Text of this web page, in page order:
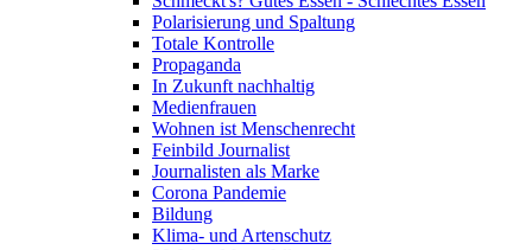
Polarisierung und Spaltung
Totale Kontrolle
Propaganda
In Zukunft nachhaltig
Medienfrauen
Wohnen ist Menschenrecht
Feinbild Journalist
Journalisten als Marke
Corona Pandemie
Bildung
Klima- und Artenschutz